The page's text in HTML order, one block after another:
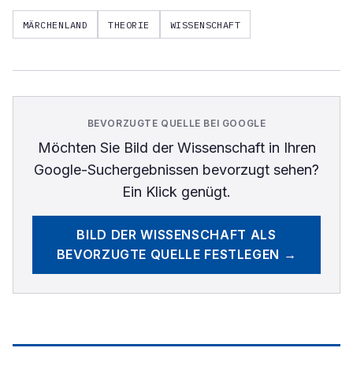
MÄRCHENLAND THEORIE WISSENSCHAFT
BEVORZUGTE QUELLE BEI GOOGLE
Möchten Sie Bild der Wissenschaftin Ihren
Google-Suchergebnissen bevorzugt sehen?
Ein Klick genügt.
BILD DER WISSENSCHAFT ALS
BEVORZUGTE QUELLE FESTLEGEN →